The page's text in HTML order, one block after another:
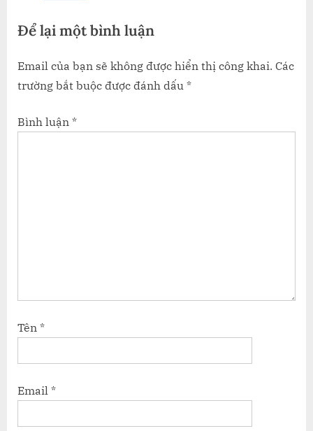
:
Để lại một bình luận
Email của bạn sẽ không được hiển thị công khai. Các
trường bắt buộc được đánh dấu *
Bình luận *
Tên *
Email *